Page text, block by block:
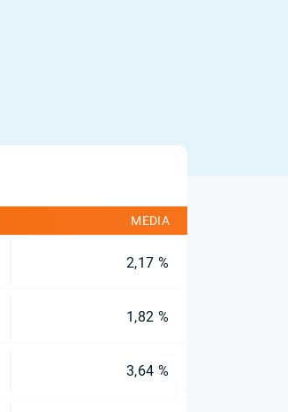
MEDIA
2,17 %
1,82 %
3,64 %